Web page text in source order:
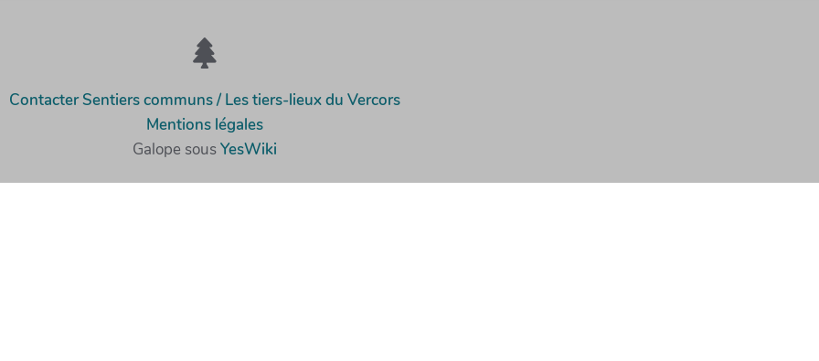
Contacter Sentiers communs / Les tiers-lieux du Vercors
Mentions légales
Galope sousYesWiki